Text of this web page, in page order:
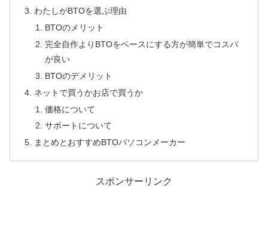
わたしがBTOを選ぶ理由
BTOのメリット
完全自作よりBTOをベースにする方が簡単でコスパ
が良い
BTOのデメリット
ネットで買うかお店で買うか
価格について
サポートについて
まとめとおすすめBTOパソコンメーカー
スポンサーリンク